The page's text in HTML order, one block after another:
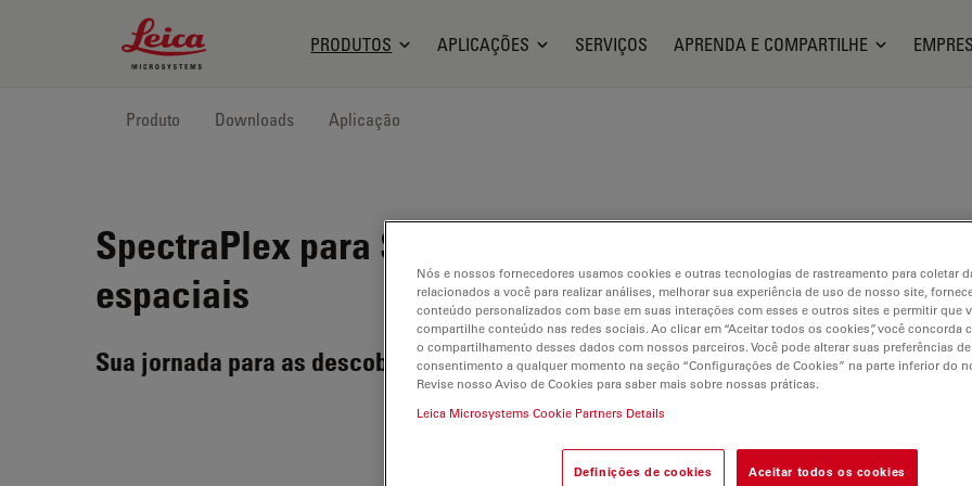
Leica Microsystems Logo
PRODUTOS APLICAÇÕES SERVIÇOS APRENDA E COMPARTILHE
Produto Downloads Aplicação
SpectraPlex para STELLARIS
espaciais
Sua jornada para as descobertas espaciais começa aqui
Nós e nossos fornecedores usamos cookies e outras tecnologias de rastreamento para coletar
relacionados a você para realizar análises, melhorar sua experiência de uso de nosso site,
conteúdo personalizados com base em suas interações com esses e outros sites e permitir que
compartilhe conteúdo nas redes sociais. Ao clicar em “Aceitar todos os cookies”, você concorda
o compartilhamento desses dados com nossos parceiros. Você pode alterar suas preferências de
consentimento a qualquer momento na seção “Configurações de Cookies” na parte inferior do
Revise nosso Aviso de Cookies para saber mais sobre nossas práticas.
Leica Microsystems Cookie Partners Details
Definições de cookies Aceitar todos os cookies